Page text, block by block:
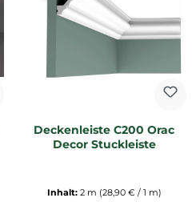
Deckenleiste C200 Orac
Decor Stuckleiste
Inhalt: 2 m (28,90 € / 1 m)